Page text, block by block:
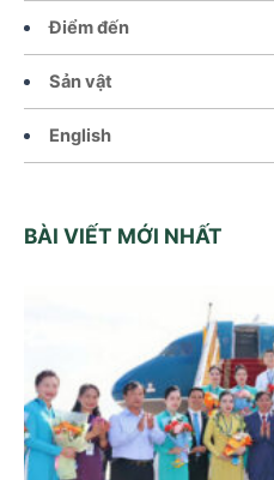
Điểm đến
Sản vật
English
BÀI VIẾT MỚI NHẤT